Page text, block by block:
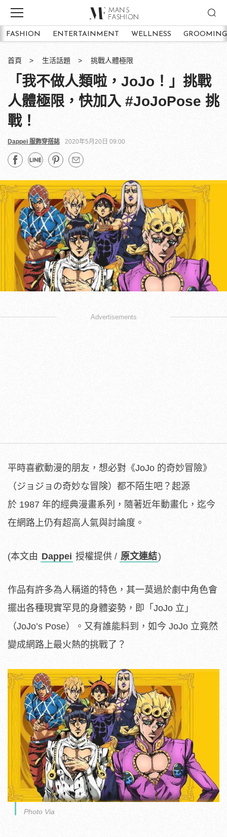
FASHION ENTERTAINMENT WELLNESS GROOMING
首頁 生活話題 挑戰人體極限
「我不做人類啦，JoJo！」挑戰
人體極限，快加入 #JoJoPose 挑
戰！
Dappei 服飾穿搭誌 2020年5月20日 09:00
Advertisements
平時喜歡動漫的朋友，想必對《JoJo 的奇妙冒險》
（ジョジョの奇妙な冒険）都不陌生吧？起源
於 1987 年的經典漫畫系列，隨著近年動畫化，迄今
在網路上仍有超高人氣與討論度。
(本文由 Dappei 授權提供 / 原文連結)
作品有許多為人稱道的特色，其一莫過於劇中角色會
擺出各種現實罕見的身體姿勢，即「JoJo 立」
（JoJo’s Pose）。又有誰能料到，如今 JoJo 立竟然
變成網路上最火熱的挑戰了？
Photo Via